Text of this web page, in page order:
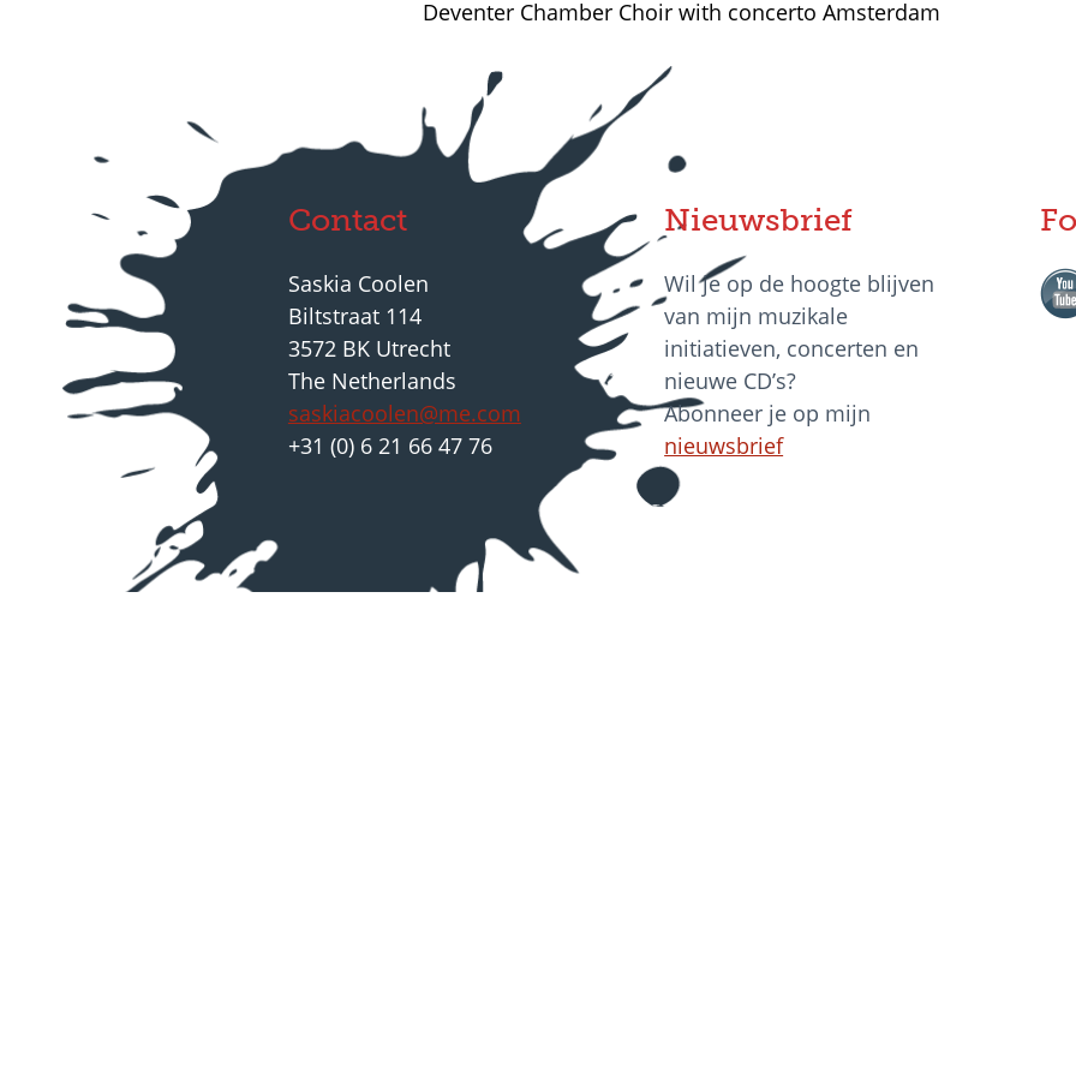
Deventer Chamber Choir with concerto Amsterdam
Contact
Saskia Coolen
Biltstraat 114
3572 BK Utrecht
The Netherlands
saskiacoolen@me.com
+31 (0) 6 21 66 47 76
Nieuwsbrief
Wil je op de hoogte blijven
van mijn muzikale
initiatieven, concerten en
nieuwe CD’s?
Abonneer je op mijn
nieuwsbrief